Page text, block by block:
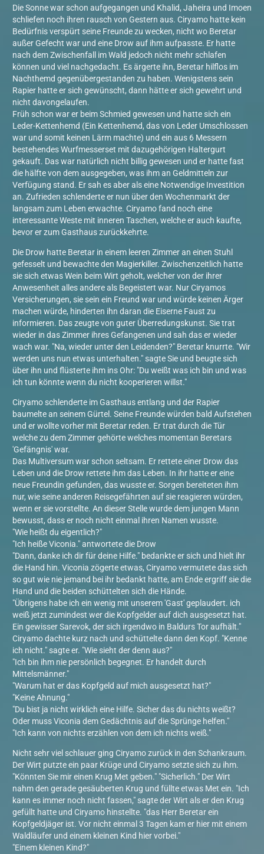
Die Sonne war schon aufgegangen und Khalid, Jaheira und Imoen
schliefen noch ihren rausch von Gestern aus. Ciryamo hatte kein
Bedürfnis verspürt seine Freunde zu wecken, nicht wo Beretar
außer Gefecht war und eine Drow auf ihm aufpasste. Er hatte
nach dem Zwischenfall im Wald jedoch nicht mehr schlafen
können und viel nachgedacht. Es ärgerte ihn, Beretar hilflos im
Nachthemd gegenübergestanden zu haben. Wenigstens sein
Rapier hatte er sich gewünscht, dann hätte er sich gewehrt und
nicht davongelaufen.
Früh schon war er beim Schmied gewesen und hatte sich ein
Leder-Kettenhemd (Ein Kettenhemd, das von Leder Umschlossen
war und somit keinen Lärm machte) und ein aus 6 Messern
bestehendes Wurfmesserset mit dazugehörigen Haltergurt
gekauft. Das war natürlich nicht billig gewesen und er hatte fast
die hälfte von dem ausgegeben, was ihm an Geldmitteln zur
Verfügung stand. Er sah es aber als eine Notwendige Investition
an. Zufrieden schlenderte er nun über den Wochenmarkt der
langsam zum Leben erwachte. Ciryamo fand noch eine
interessante Weste mit inneren Taschen, welche er auch kaufte,
bevor er zum Gasthaus zurückkehrte.
Die Drow hatte Beretar in einem leeren Zimmer an einen Stuhl
gefesselt und bewachte den Magierkiller. Zwischenzeitlich hatte
sie sich etwas Wein beim Wirt geholt, welcher von der ihrer
Anwesenheit alles andere als Begeistert war. Nur Ciryamos
Versicherungen, sie sein ein Freund war und würde keinen Ärger
machen würde, hinderten ihn daran die Eiserne Faust zu
informieren. Das zeugte von guter Überredungskunst. Sie trat
wieder in das Zimmer ihres Gefangenen und sah das er wieder
wach war. "Na, wieder unter den Leidenden?" Beretar knurrte. "Wir
werden uns nun etwas unterhalten." sagte Sie und beugte sich
über ihn und flüsterte ihm ins Ohr: "Du weißt was ich bin und was
ich tun könnte wenn du nicht kooperieren willst."
Ciryamo schlenderte im Gasthaus entlang und der Rapier
baumelte an seinem Gürtel. Seine Freunde würden bald Aufstehen
und er wollte vorher mit Beretar reden. Er trat durch die Tür
welche zu dem Zimmer gehörte welches momentan Beretars
'Gefängnis' war.
Das Multiversum war schon seltsam. Er rettete einer Drow das
Leben und die Drow rettete ihm das Leben. In ihr hatte er eine
neue Freundin gefunden, das wusste er. Sorgen bereiteten ihm
nur, wie seine anderen Reisegefährten auf sie reagieren würden,
wenn er sie vorstellte. An dieser Stelle wurde dem jungen Mann
bewusst, dass er noch nicht einmal ihren Namen wusste.
"Wie heißt du eigentlich?"
"Ich heiße Viconia." antwortete die Drow
"Dann, danke ich dir für deine Hilfe." bedankte er sich und hielt ihr
die Hand hin. Viconia zögerte etwas, Ciryamo vermutete das sich
so gut wie nie jemand bei ihr bedankt hatte, am Ende ergriff sie die
Hand und die beiden schüttelten sich die Hände.
"Übrigens habe ich ein wenig mit unserem 'Gast' geplaudert. ich
weiß jetzt zumindest wer die Kopfgelder auf dich ausgesetzt hat.
Ein gewisser Sarevok, der sich irgendwo in Baldurs Tor aufhält."
Ciryamo dachte kurz nach und schüttelte dann den Kopf. "Kenne
ich nicht." sagte er. "Wie sieht der denn aus?"
"Ich bin ihm nie persönlich begegnet. Er handelt durch
Mittelsmänner."
"Warum hat er das Kopfgeld auf mich ausgesetzt hat?"
"Keine Ahnung."
"Du bist ja nicht wirklich eine Hilfe. Sicher das du nichts weißt?
Oder muss Viconia dem Gedächtnis auf die Sprünge helfen."
"Ich kann von nichts erzählen von dem ich nichts weiß."
Nicht sehr viel schlauer ging Ciryamo zurück in den Schankraum.
Der Wirt putzte ein paar Krüge und Ciryamo setzte sich zu ihm.
"Könnten Sie mir einen Krug Met geben." "Sicherlich." Der Wirt
nahm den gerade gesäuberten Krug und füllte etwas Met ein. "Ich
kann es immer noch nicht fassen," sagte der Wirt als er den Krug
gefüllt hatte und Ciryamo hinstellte. "das Herr Beretar ein
Kopfgeldjäger ist. Vor nicht einmal 3 Tagen kam er hier mit einem
Waldläufer und einem kleinen Kind hier vorbei."
"Einem kleinen Kind?"